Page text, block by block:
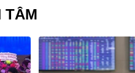
TÂM